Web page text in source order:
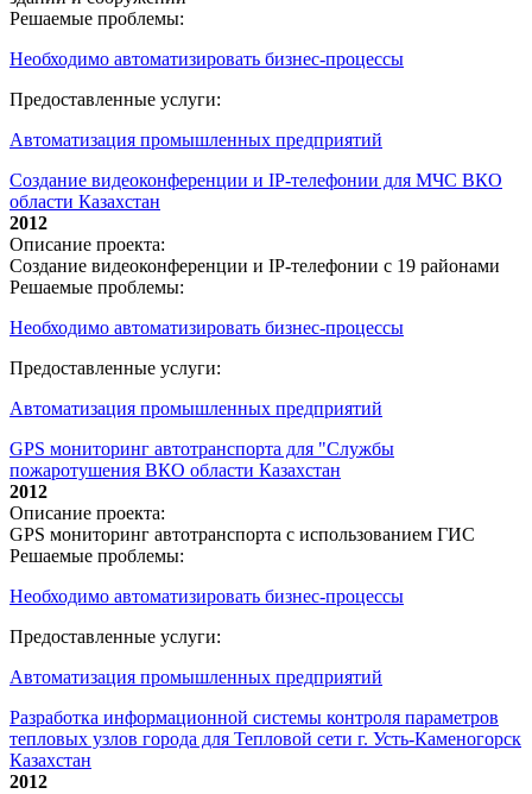
Решаемые проблемы:
Необходимо автоматизировать бизнес-процессы
Предоставленные услуги:
Автоматизация промышленных предприятий
Создание видеоконференции и IP-телефонии для МЧС ВКО
области Казахстан
2012
Описание проекта:
Создание видеоконференции и IP-телефонии с 19 районами
Решаемые проблемы:
Необходимо автоматизировать бизнес-процессы
Предоставленные услуги:
Автоматизация промышленных предприятий
GPS мониторинг автотранспорта для "Службы
пожаротушения ВКО области Казахстан
2012
Описание проекта:
GPS мониторинг автотранспорта с использованием ГИС
Решаемые проблемы:
Необходимо автоматизировать бизнес-процессы
Предоставленные услуги:
Автоматизация промышленных предприятий
Разработка информационной системы контроля параметров
тепловых узлов города для Тепловой сети г. Усть-Каменогорск
Казахстан
2012